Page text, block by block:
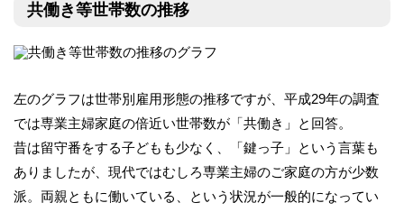
共働き等世帯数の推移
左のグラフは世帯別雇用形態の推移ですが、平成29年の調査
では専業主婦家庭の倍近い世帯数が「共働き」と回答。
昔は留守番をする子どもも少なく、「鍵っ子」という言葉も
ありましたが、現代ではむしろ専業主婦のご家庭の方が少数
派。両親ともに働いている、という状況が一般的になってい